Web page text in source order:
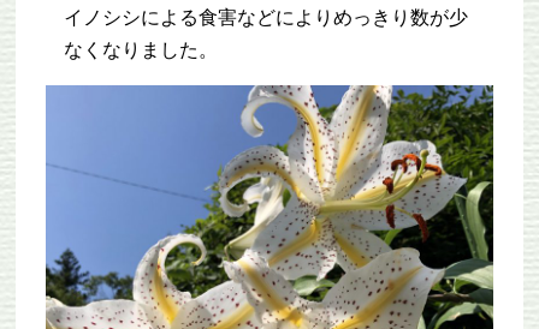
イノシシによる食害などによりめっきり数が少
なくなりました。